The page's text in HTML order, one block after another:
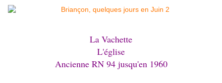
La Vachette
L'église
Ancienne RN 94 jusqu'en 1960